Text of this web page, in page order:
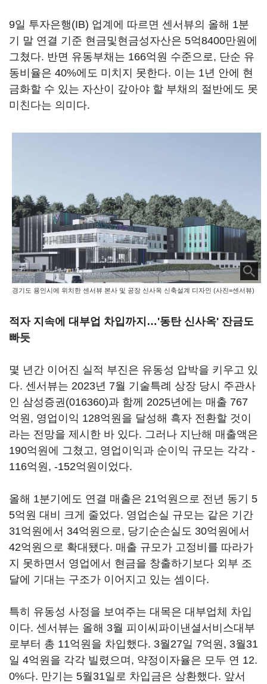
9일 투자은행(IB) 업계에 따르면 센서뷰의 올해 1분
기 말 연결 기준 현금및현금성자산은 5억8400만원에
그쳤다. 반면 유동부채는 166억원 수준으로, 단순 유
동비율은 40%에도 미치지 못한다. 이는 1년 안에 현
금화할 수 있는 자산이 갚아야 할 부채의 절반에도 못
미친다는 의미다.
경기도 용인시에 위치한 센서뷰 본사 및 공장 신사옥 신축설계 디자인 (사진=센서뷰)
적자 지속에 대부업 차입까지…'동탄 신사옥' 잔금도
빠듯
몇 년간 이어진 실적 부진은 유동성 압박을 키우고 있
다. 센서뷰는 2023년 7월 기술특례 상장 당시 주관사
인 삼성증권(016360)과 함께 2025년에는 매출 767
억원, 영업이익 128억원을 달성해 흑자 전환할 것이
라는 전망을 제시한 바 있다. 그러나 지난해 매출액은
190억원에 그쳤고, 영업이익과 순이익 규모는 각각 -
116억원, -152억원이었다.
올해 1분기에도 연결 매출은 21억원으로 전년 동기 5
5억원 대비 크게 줄었다. 영업손실 규모는 같은 기간
31억원에서 34억원으로, 당기순손실도 30억원에서
42억원으로 확대됐다. 매출 규모가 고정비를 따라가
지 못하면서 영업에서 현금을 창출하기보다 외부 조
달에 기대는 구조가 이어지고 있는 셈이다.
특히 유동성 사정을 보여주는 대목은 대부업체 차입
이다. 센서뷰는 올해 3월 피이씨파이낸셜서비스대부
로부터 총 11억원을 차입했다. 3월27일 7억원, 3월31
일 4억원을 각각 빌렸으며, 약정이자율은 모두 연 12.
0%다. 만기는 5월31일로 차입금은 상환했다. 앞서